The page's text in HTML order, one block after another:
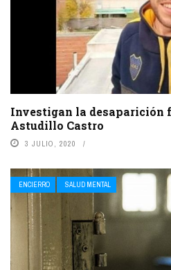
Investigan la desaparición
Astudillo Castro
3 JULIO, 2020
ENCIERRO SALUD MENTAL